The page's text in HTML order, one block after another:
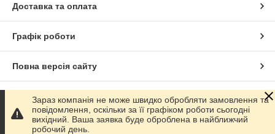
Доставка та оплата
Графік роботи
Повна версія сайту
Сайт створено на маркетплейсі Prom.ua
Політика конфіденційності
Зараз компанія не може швидко обробляти замовлення та
повідомлення, оскільки за її графіком роботи сьогодні
вихідний. Ваша заявка буде оброблена в найближчий
робочий день.